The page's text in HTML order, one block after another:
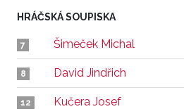
HRÁČSKÁ SOUPISKA
7 Šimeček Michal
8 David Jindřich
12 Kučera Josef